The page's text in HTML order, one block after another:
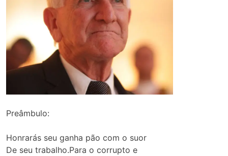
Preâmbulo:
Honrarás seu ganha pão com o suor
De seu trabalho.Para o corrupto e